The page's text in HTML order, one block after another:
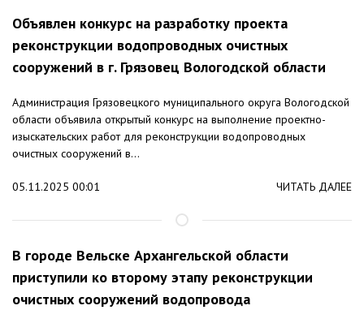
Объявлен конкурс на разработку проекта
реконструкции водопроводных очистных
сооружений в г. Грязовец Вологодской области
Администрация Грязовецкого муниципального округа Вологодской
области объявила открытый конкурс на выполнение проектно-
изыскательских работ для реконструкции водопроводных
очистных сооружений в...
05.11.2025 00:01 ЧИТАТЬ ДАЛЕЕ
В городе Вельске Архангельской области
приступили ко второму этапу реконструкции
очистных сооружений водопровода